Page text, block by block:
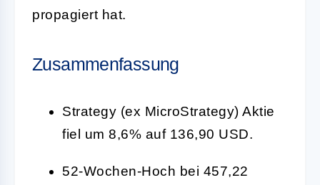
propagiert hat.
Zusammenfassung
Strategy (ex MicroStrategy) Aktie
fiel um 8,6% auf 136,90 USD.
52-Wochen-Hoch bei 457,22